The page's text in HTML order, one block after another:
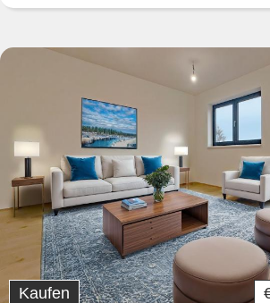
Kaufen